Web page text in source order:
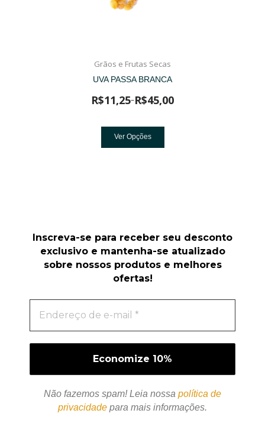
Grãos e Frutas Secas
UVA PASSA BRANCA
R$11,25–R$45,00
Ver Opções
Inscreva-se para receber seu desconto
exclusivo e mantenha-se atualizado
sobre nossos produtos e melhores
ofertas!
Não fazemos spam! Leia nossa política de
privacidade para mais informações.